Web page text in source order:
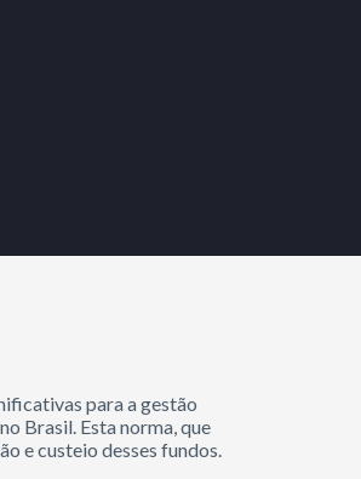
para a gestão
Brasil. Esta norma, que
e custeio desses fundos.